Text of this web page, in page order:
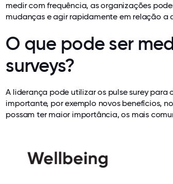
medir com frequência, as organizações
mudanças e agir rapidamente em relação a
O que pode ser
surveys?
A liderança pode utilizar os pulse surey
importante, por exemplo novos benefícios,
possam ter maior importância, os mais